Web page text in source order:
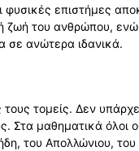
φυσικές επιστήμες
ζωή του ανθρώπου, ενώ
σε ανώτερα ιδανικά.
τομείς. Δεν
Στα μαθηματικά όλοι
του Απολλώνιου,